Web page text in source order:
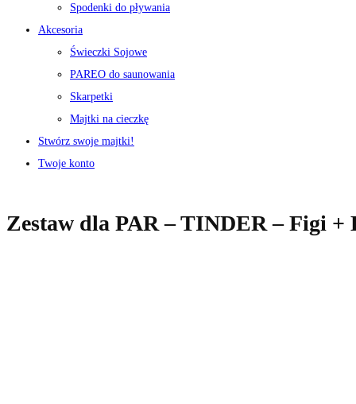
Spodenki do pływania
Akcesoria
Świeczki Sojowe
PAREO do saunowania
Skarpetki
Majtki na cieczkę
Stwórz swoje majtki!
Twoje konto
Zestaw dla PAR – TINDER – Figi +